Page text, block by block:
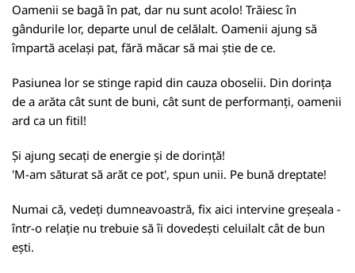
Oamenii se bagă în pat, dar nu sunt acolo! Trăiesc în
gândurile lor, departe unul de celălalt. Oamenii ajung să
împartă același pat, fără măcar să mai știe de ce.
Pasiunea lor se stinge rapid din cauza oboselii. Din dorința
de a arăta cât sunt de buni, cât sunt de performanți, oamenii
ard ca un fitil!
Și ajung secați de energie și de dorință!
'M-am săturat să arăt ce pot', spun unii. Pe bună dreptate!
Numai că, vedeți dumneavoastră, fix aici intervine greșeala -
într-o relație nu trebuie să îi dovedești celuilalt cât de bun
ești.